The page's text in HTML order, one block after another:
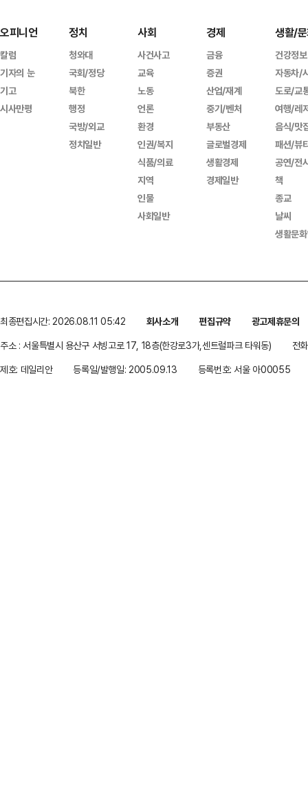
오피니언
칼럼
기자의 눈
기고
시사만평
정치
청와대
국회/정당
북한
행정
국방/외교
정치일반
사회
사건사고
교육
노동
언론
환경
인권/복지
식품/의료
지역
인물
사회일반
경제
금융
증권
산업/재계
중기/벤처
부동산
글로벌경제
생활경제
경제일반
생활/
건강정보
자동차/
도로/교
여행/레
음식/맛
패션/뷰
공연/전
책
종교
날씨
생활문
최종편집시간: 2026.08.11 05:42 회사소개 편집규약
광고제휴문의
주소 : 서울특별시 용산구 서빙고로 17, 18층(한강로3가,센트럴파크 타워동)
전
제호: 데일리안
등록일/발행일: 2005.09.13 등록번호: 서울 아00055